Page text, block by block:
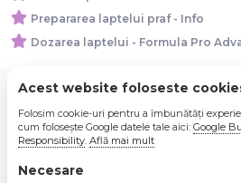
Prepararea laptelui praf - Info
Dozarea laptelui - Formula Pro
© 2026 Bebe Nou
Toate preturile sunt exprimate in
sunt valabile in limita stocului
Acest website foloseste
Folosim cookie-uri pentru a îmbunătăți
cum folosește Google datele tale aici: Google
Responsibility. Află mai mult
Necesare